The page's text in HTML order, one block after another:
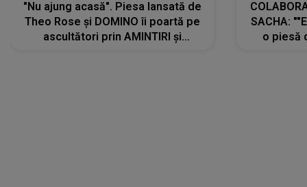
"Nu ajung acasă". Piesa lansată de
Theo Rose și DOMINO îi poartă pe
ascultători prin AMINTIRI și
SACHA:
o piesă